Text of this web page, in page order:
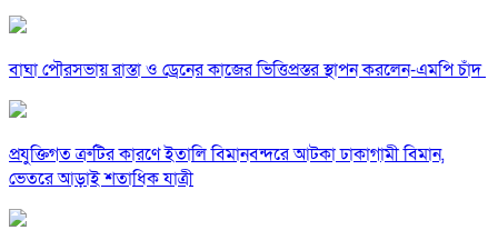
বাঘা পৌরসভায় রাস্তা ও ড্রেনের কাজের ভিত্তিপ্রস্তর স্থাপন করলেন-এমপি চাঁদ
প্রযুক্তিগত ত্রুটির কারণে ইতালি বিমানবন্দরে আটকা ঢাকাগামী বিমান,
ভেতরে আড়াই শতাধিক যাত্রী